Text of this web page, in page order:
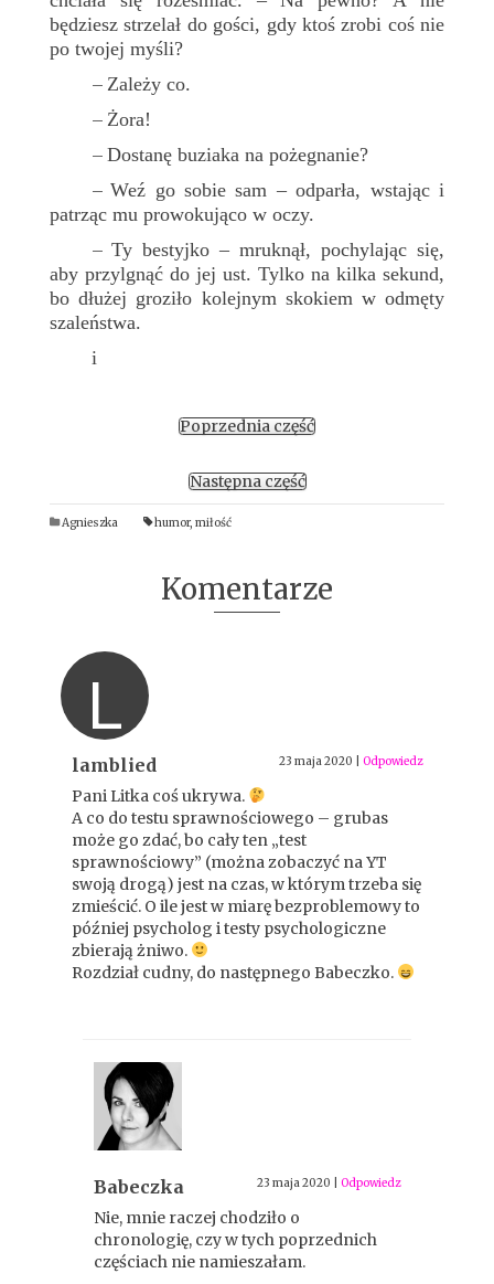
będziesz strzelał do gości, gdy ktoś zrobi coś nie
po twojej myśli?
– Zależy co.
– Żora!
– Dostanę buziaka na pożegnanie?
–Weź go sobie sam – odparła, wstając i
patrząc mu prowokująco w oczy.
– Ty bestyjko – mruknął, pochylając się,
aby przylgnąć do jej ust. Tylko na kilka sekund,
bo dłużej groziło kolejnym skokiem w odmęty
szaleństwa.
i
Poprzednia część
Następna część
Agnieszka humor, miłość
Komentarze
L
lamblied 23 maja 2020 Odpowiedz
Pani Litka coś ukrywa.
A co do testu sprawnościowego – grubas
może go zdać, bo cały ten „test
sprawnościowy” (można zobaczyć na YT
swoją drogą) jest na czas, w którym trzeba się
zmieścić. O ile jest w miarę bezproblemowy to
później psycholog i testy psychologiczne
zbierają żniwo.
Rozdział cudny, do następnego Babeczko.
Babeczka 23 maja 2020 Odpowiedz
Nie, mnie raczej chodziło o
chronologię, czy w tych poprzednich
częściach nie namieszałam.